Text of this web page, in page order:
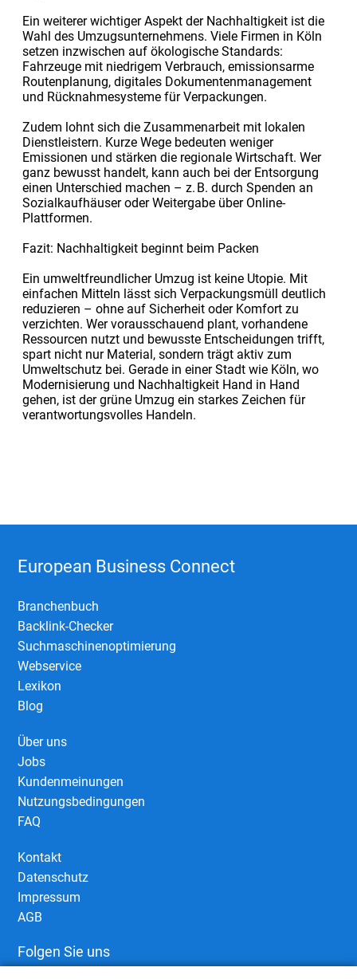
Ein weiterer wichtiger Aspekt der Nachhaltigkeit ist die
Wahl des Umzugsunternehmens. Viele Firmen in Köln
setzen inzwischen auf ökologische Standards:
Fahrzeuge mit niedrigem Verbrauch, emissionsarme
Routenplanung, digitales Dokumentenmanagement
und Rücknahmesysteme für Verpackungen.
Zudem lohnt sich die Zusammenarbeit mit lokalen
Dienstleistern. Kurze Wege bedeuten weniger
Emissionen und stärken die regionale Wirtschaft. Wer
ganz bewusst handelt, kann auch bei der Entsorgung
einen Unterschied machen – z. B. durch Spenden an
Sozialkaufhäuser oder Weitergabe über Online-
Plattformen.
Fazit: Nachhaltigkeit beginnt beim Packen
Ein umweltfreundlicher Umzug ist keine Utopie. Mit
einfachen Mitteln lässt sich Verpackungsmüll deutlich
reduzieren – ohne auf Sicherheit oder Komfort zu
verzichten. Wer vorausschauend plant, vorhandene
Ressourcen nutzt und bewusste Entscheidungen trifft,
spart nicht nur Material, sondern trägt aktiv zum
Umweltschutz bei. Gerade in einer Stadt wie Köln, wo
Modernisierung und Nachhaltigkeit Hand in Hand
gehen, ist der grüne Umzug ein starkes Zeichen für
verantwortungsvolles Handeln.
European Business Connect
Branchenbuch
Backlink-Checker
Suchmaschinenoptimierung
Webservice
Lexikon
Blog
Über uns
Jobs
Kundenmeinungen
Nutzungsbedingungen
FAQ
Kontakt
Datenschutz
Impressum
AGB
Folgen Sie uns